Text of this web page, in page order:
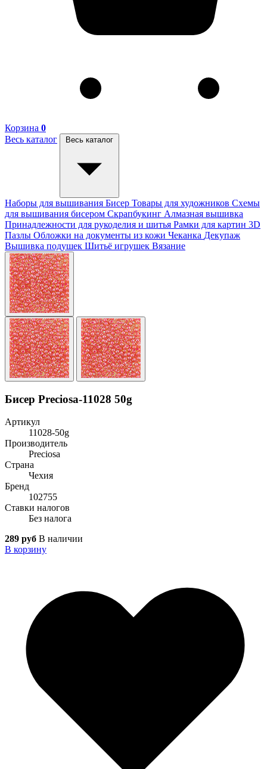
Корзина 0
Весь каталог
Весь каталог
Наборы для вышивания Бисер Товары для художников Схемы
для вышивания бисером Скрапбукинг Алмазная вышивка
Принадлежности для рукоделия и шитья Рамки для картин 3D
Пазлы Обложки на документы из кожи Чеканка Декупаж
Вышивка подушек Шитьё игрушек Вязание
Бисер Preciosa-11028 50g
Артикул
11028-50g
Производитель
Preciosa
Страна
Чехия
Бренд
102755
Ставки налогов
Без налога
289 руб В наличии
В корзину